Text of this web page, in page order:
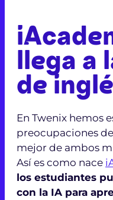
llega a
de
En Twenix hemos
preocupaciones
mejor de ambos
Así es como nace
los estudiantes
con la IA para